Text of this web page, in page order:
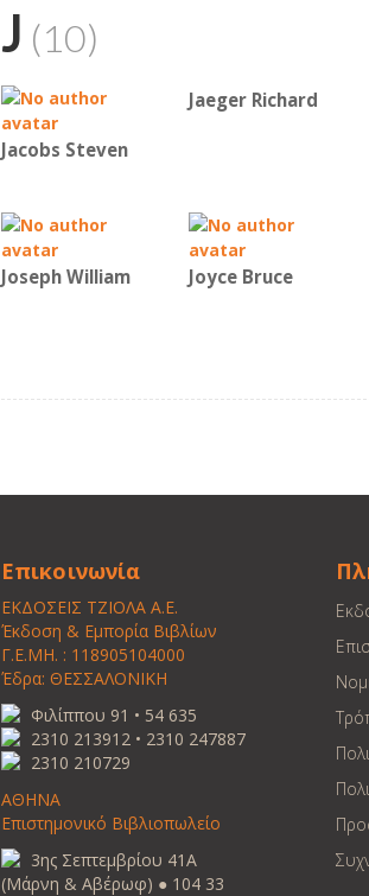
J (10)
Jacobs Steven
Jaeger Richard
Joseph William Joyce Bruce
Επικοινωνία
ΕΚΔΟΣΕΙΣ ΤΖΙΟΛΑ Α.Ε.
Έκδοση & Εμπορία Βιβλίων
Γ.Ε.ΜΗ. : 118905104000
Έδρα: ΘΕΣΣΑΛΟΝΙΚΗ
Φιλίππου 91 • 54 635
2310 213912 • 2310 247887
2310 210729
ΑΘΗΝΑ
Επιστημονικό Βιβλιοπωλείο
3ης Σεπτεμβρίου 41Α
(Μάρνη & Αβέρωφ) ● 104 33